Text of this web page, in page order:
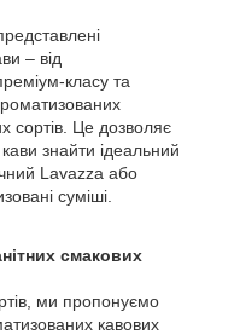
– від
класу та
сортів. Це дозволяє
знайти ідеальний
Lavazza або
суміші.
смакових
ми пропонуємо
кавових